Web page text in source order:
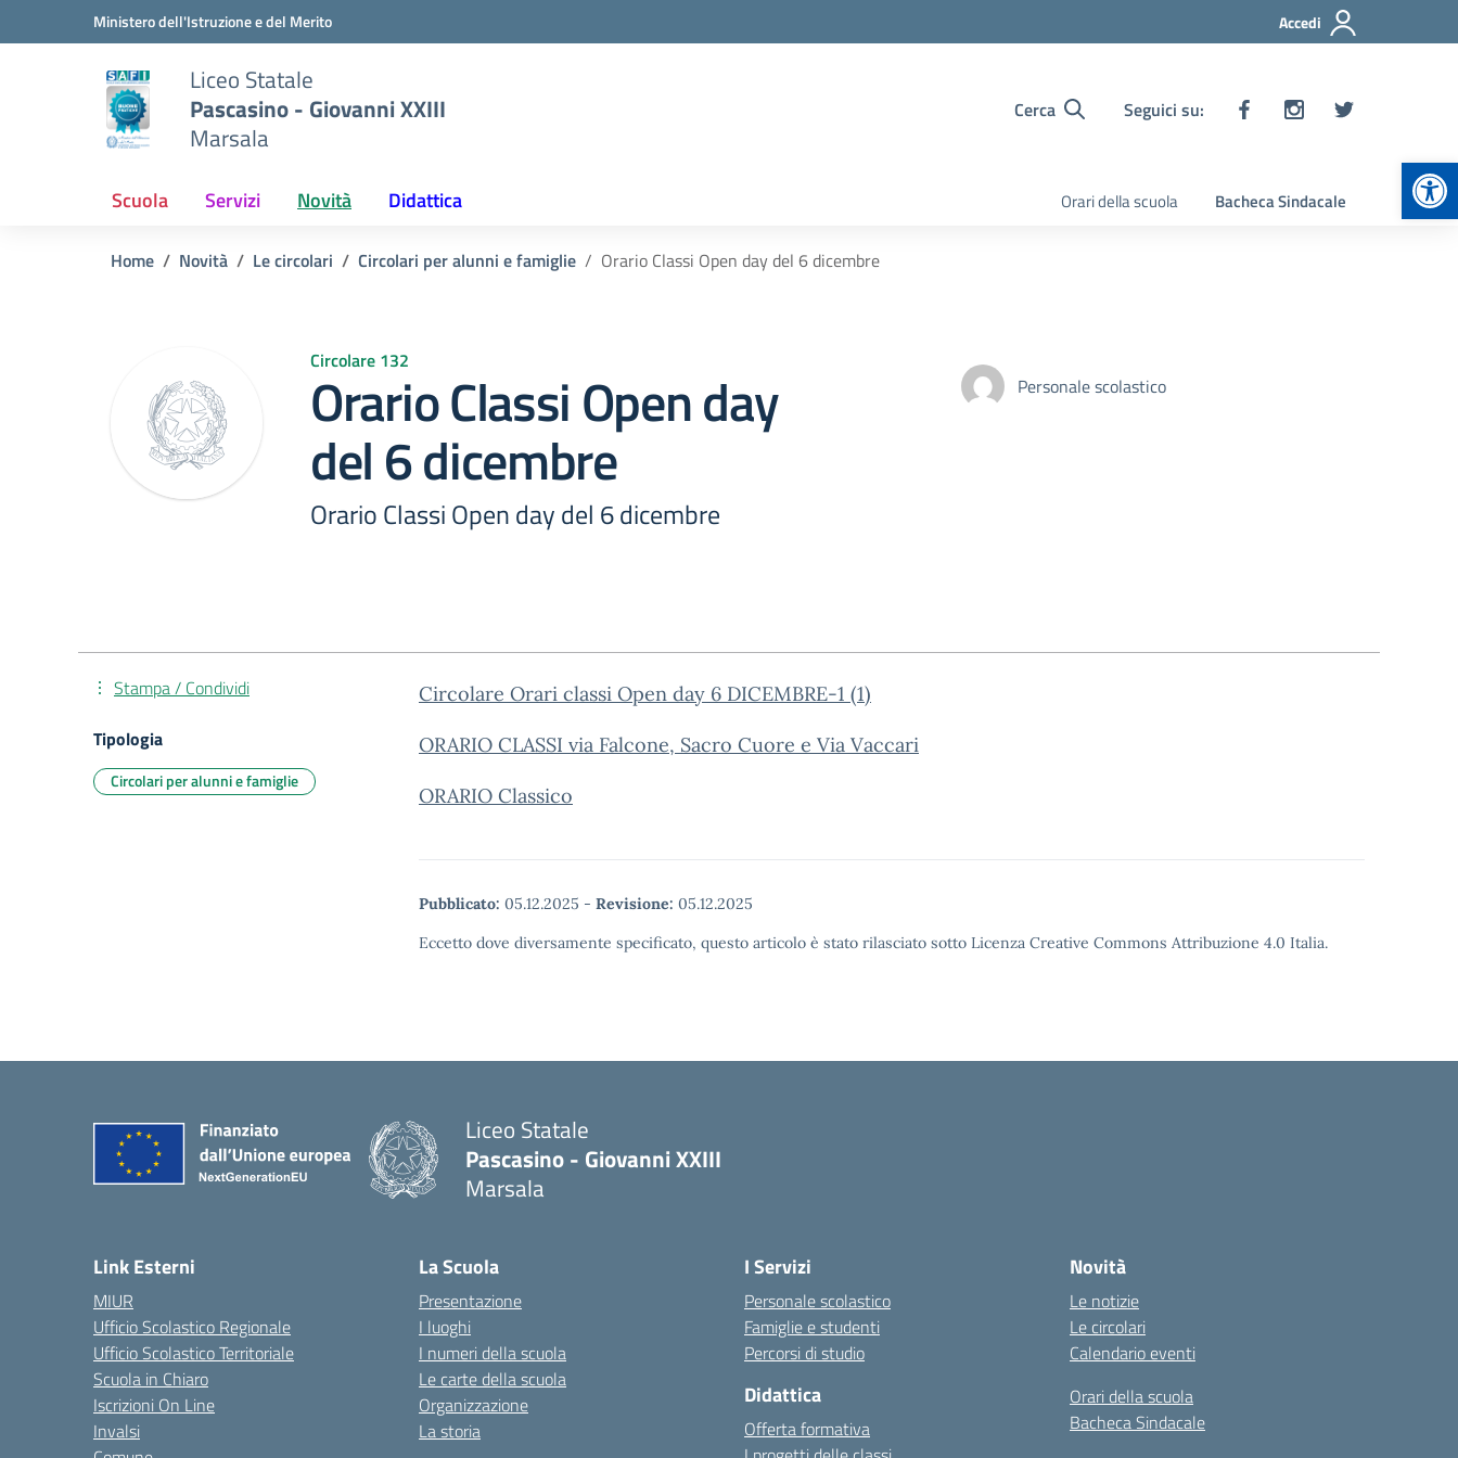
Vai ai contenuti
Vai al menu di navigazioneMinistero dell'Istruzione e del Merito Accedi
Liceo Statale
Pascasino - Giovanni XXIII
Marsala
Cerca Seguici su:
Scuola Servizi Novità Didattica Orari della scuola Bacheca Sindacale
Home Novità Le circolari Circolari per alunni e famiglie Orario Classi Open day del 6 dicembre
Circolare 132
Orario Classi Open day
del 6 dicembre
Orario Classi Open day del 6 dicembre
Personale scolastico
Circolare Orari classi Open day 6 DICEMBRE-1 (1)
ORARIO CLASSI via Falcone, Sacro Cuore e Via Vaccari
ORARIO Classico
Pubblicato: 05.12.2025 - Revisione: 05.12.2025
Eccetto dove diversamente specificato, questo articolo è stato rilasciato sotto Licenza Creative Commons Attribuzione 4.0 Italia.
Stampa / Condividi
Tipologia
Circolari per alunni e famiglie
Liceo Statale
Pascasino - Giovanni XXIII
Marsala
Link Esterni
MIUR
Ufficio Scolastico Regionale
Ufficio Scolastico Territoriale
Scuola in Chiaro
Iscrizioni On Line
Invalsi
La Scuola
Presentazione
I luoghi
I numeri della scuola
Le carte della scuola
Organizzazione
La storia
I Servizi
Personale scolastico
Famiglie e studenti
Percorsi di studio
Didattica
Offerta formativa
Novità
Le notizie
Le circolari
Calendario eventi
Orari della scuola
Bacheca Sindacale